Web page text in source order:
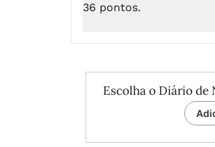
Escolha o Diário